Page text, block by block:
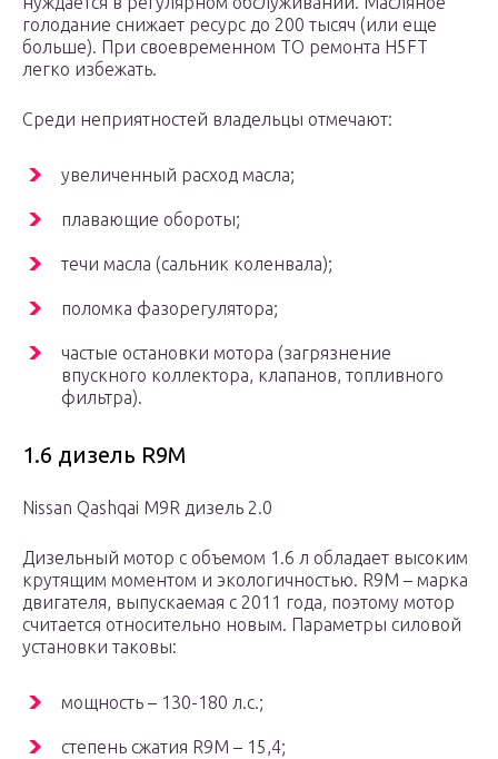
голодание снижает ресурс до 200 тысяч (или еще
больше). При своевременном ТО ремонта H5FT
легко избежать.
Среди неприятностей владельцы отмечают:
увеличенный расход масла;
плавающие обороты;
течи масла (сальник коленвала);
поломка фазорегулятора;
частые остановки мотора (загрязнение
впускного коллектора, клапанов, топливного
фильтра).
1.6 дизель R9M
Nissan Qashqai M9R дизель 2.0
Дизельный мотор с объемом 1.6 л обладает высоким
крутящим моментом и экологичностью. R9M – марка
двигателя, выпускаемая с 2011 года, поэтому мотор
считается относительно новым. Параметры силовой
установки таковы:
мощность – 130-180 л.с.;
степень сжатия R9M – 15,4;